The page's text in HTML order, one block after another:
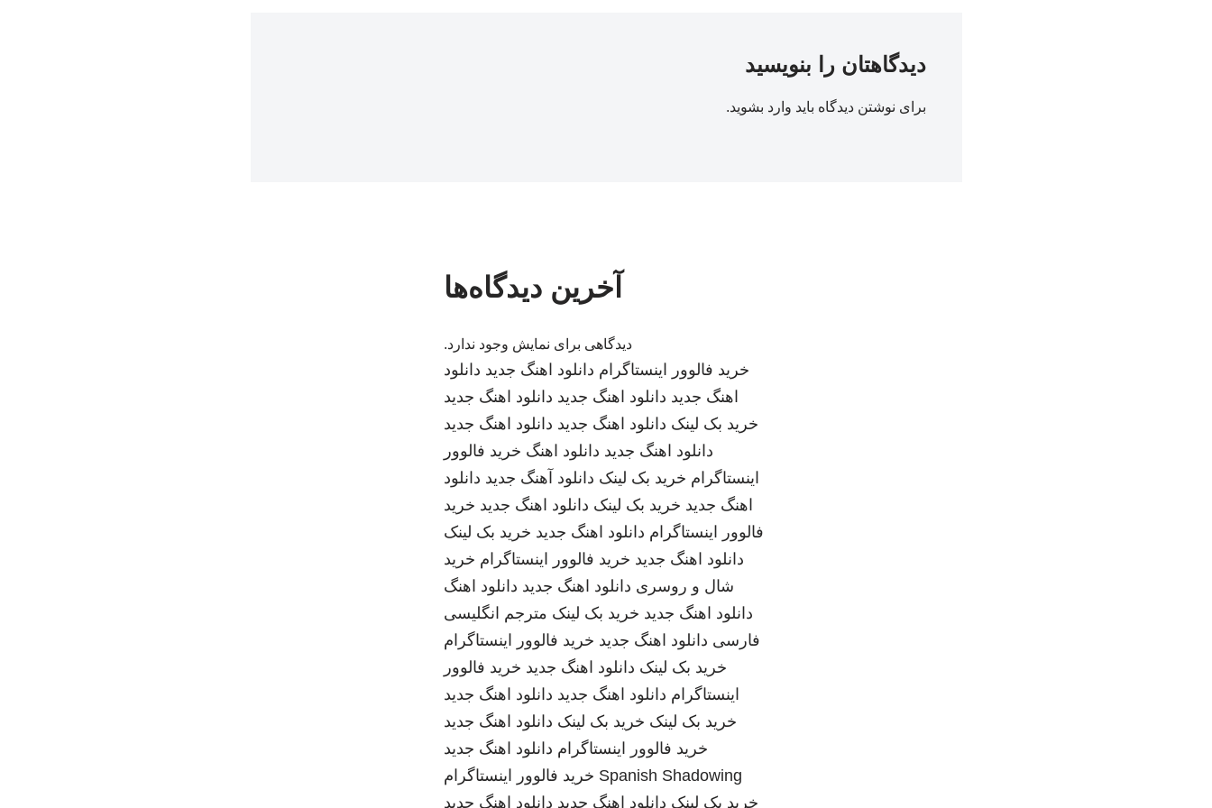
دیدگاهتان را بنویسید
برای نوشتن دیدگاه باید وارد بشوید.
آخرین دیدگاه‌ها
دیدگاهی برای نمایش وجود ندارد.
خرید فالوور اینستاگرام دانلود اهنگ جدید دانلود
اهنگ جدید دانلود اهنگ جدید دانلود اهنگ جدید
خرید بک لینک دانلود اهنگ جدید دانلود اهنگ جدید
دانلود اهنگ جدید دانلود اهنگ خرید فالوور
اینستاگرام خرید بک لینک دانلود آهنگ جدید دانلود
اهنگ جدید خرید بک لینک دانلود اهنگ جدید خرید
فالوور اینستاگرام دانلود اهنگ جدید خرید بک لینک
دانلود اهنگ جدید خرید فالوور اینستاگرام خرید
شال و روسری دانلود اهنگ جدید دانلود اهنگ
دانلود اهنگ جدید خرید بک لینک مترجم انگلیسی
فارسی دانلود اهنگ جدید خرید فالوور اینستاگرام
خرید بک لینک دانلود اهنگ جدید خرید فالوور
اینستاگرام دانلود اهنگ جدید دانلود اهنگ جدید
خرید بک لینک خرید بک لینک دانلود اهنگ جدید
خرید فالوور اینستاگرام دانلود اهنگ جدید
Spanish Shadowing خرید فالوور اینستاگرام
خرید بک لینک دانلود اهنگ جدید دانلود اهنگ جدید